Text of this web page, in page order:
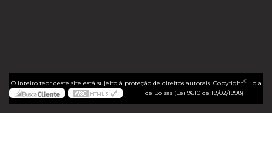
O inteiro teor deste site está sujeito à proteção de direitos autorais. Copyright©Loja
de Bolsas (Lei 9610 de 19/02/1998)